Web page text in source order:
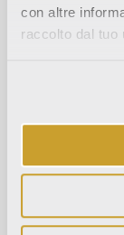
con altre
raccolto dal tuo
Marzo 2022
Dicembre 2020
Giugno 2020